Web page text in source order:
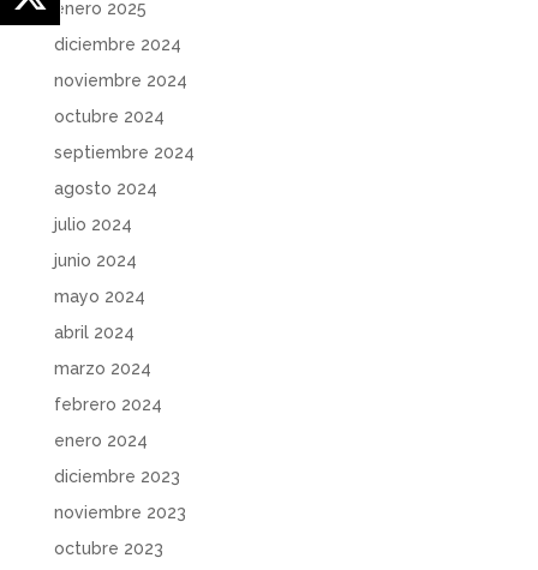
enero 2025
diciembre 2024
noviembre 2024
octubre 2024
septiembre 2024
agosto 2024
julio 2024
junio 2024
mayo 2024
abril 2024
marzo 2024
febrero 2024
enero 2024
diciembre 2023
noviembre 2023
octubre 2023